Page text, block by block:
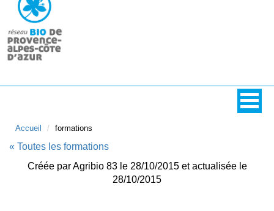
Accueil formations
« Toutes les formations
Créée par Agribio 83 le 28/10/2015 et actualisée le
28/10/2015